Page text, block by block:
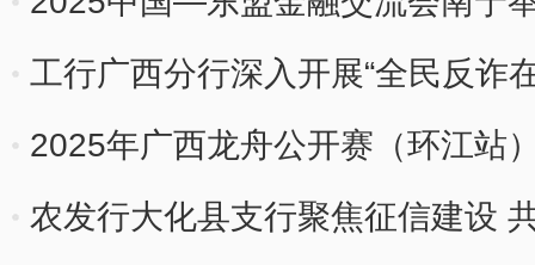
质量发展
工行广西分行深入开展“全民反诈
2025年广西龙舟公开赛（环江站
农发行大化县支行聚焦征信建设